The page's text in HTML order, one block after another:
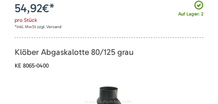
Auf Lager: 2
54,92€*
pro Stück
*inkl. MwSt zzgl. Versand
Klöber Abgaskalotte 80/125 grau
KE 8065-0400